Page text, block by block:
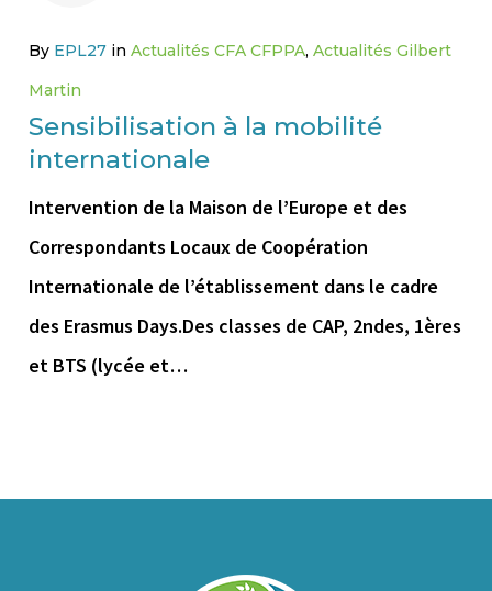
OCTOBRE
2021
By EPL27 in Actualités CFA CFPPA, Actualités Gilbert
Martin
Sensibilisation à la mobilité
internationale
Intervention de la Maison de l’Europe et des
Correspondants Locaux de Coopération
Internationale de l’établissement dans le cadre
des Erasmus Days.Des classes de CAP, 2ndes, 1ères
et BTS (lycée et…